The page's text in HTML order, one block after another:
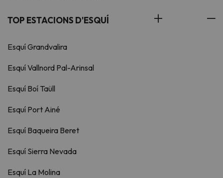
TOP ESTACIONS D'ESQUÍ
Esquí Grandvalira
Esquí Vallnord Pal-Arinsal
Esquí Boí Taüll
Esquí Port Ainé
Esquí Baqueira Beret
Esquí Sierra Nevada
Esquí La Molina